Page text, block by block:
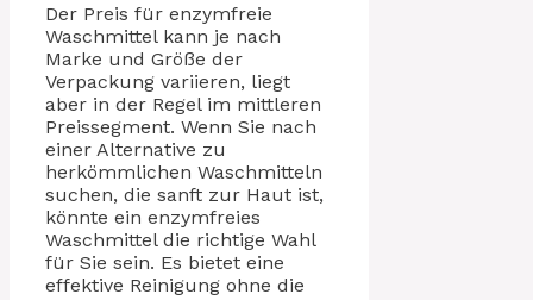
Der Preis für enzymfreie
Waschmittel kann je nach
Marke und Größe der
Verpackung variieren, liegt
aber in der Regel im mittleren
Preissegment. Wenn Sie nach
einer Alternative zu
herkömmlichen Waschmitteln
suchen, die sanft zur Haut ist,
könnte ein enzymfreies
Waschmittel die richtige Wahl
für Sie sein. Es bietet eine
effektive Reinigung ohne die